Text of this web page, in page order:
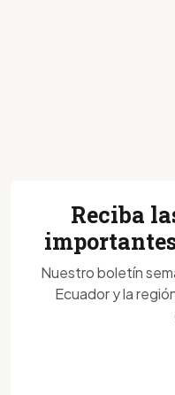
Reciba
Nuestro boletín
Ecuador y la